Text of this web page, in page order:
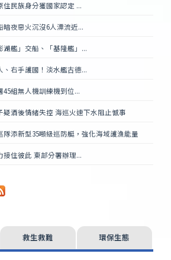
住民族身分獲國家認定 ...
暗夜惡火沉沒6人漂流近...
湖艦」交船、「基隆艦」...
、右手護國！淡水艦古德...
45組無人機訓練機到位...
疑酒後情緒失控 海巡火速下水阻止憾事
隊添新型35噸級巡防艇，強化海域護漁能量
接住彼此 東部分署辦理...
會海巡署艦隊分署東部地...
會海巡署艦隊分署第一海...
隊隊長疑涉不當男女關係...
報導「中國自然資源部東...
救生救難 環保生態